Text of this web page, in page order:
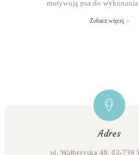
motywują psa do wykonania
Zobacz więcej
Adres
ul. Wałbrzyska 48, 02-739